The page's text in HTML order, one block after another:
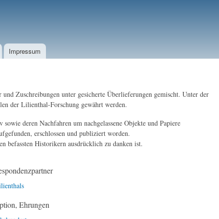
Impressum
Zuschreibungen unter gesicherte Überlieferungen gemischt. Unter der
der Lilienthal-Forschung gewährt werden.
deren Nachfahren um nachgelassene Objekte und Papiere
erschlossen und publiziert worden.
befassten Historikern ausdrücklich zu danken ist.
Ehrungen